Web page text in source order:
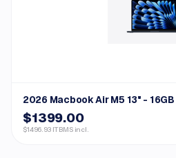
2026 Macbook Air M5 13" -
$1399.00
$1496.93 ITBMS incl.